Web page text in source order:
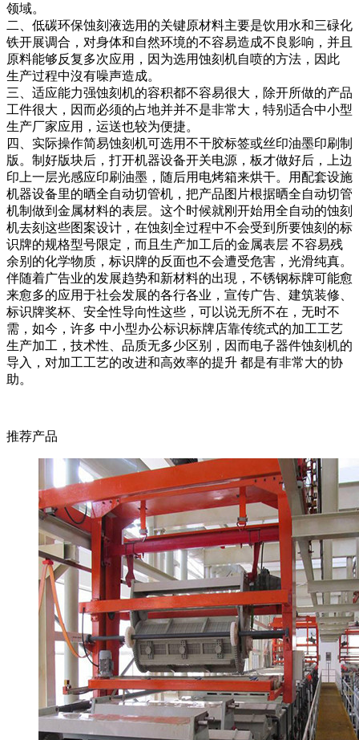
领域。
二、低碳环保蚀刻液选用的关键原材料主要是饮用水和三碌化
铁开展调合，对身体和自然环境的不容易造成不良影响，并且
原料能够反复多次应用，因为选用蚀刻机自喷的方法，因此
生产过程中沒有噪声造成。
三、适应能力强蚀刻机的容积都不容易很大，除开所做的产品
工件很大，因而必须的占地并并不是非常大，特别适合中小型
生产厂家应用，运送也较为便捷。
四、实际操作简易蚀刻机可选用不干胶标签或丝印油墨印刷制
版。制好版块后，打开机器设备开关电源，板才做好后，上边
印上一层光感应印刷油墨，随后用电烤箱来烘干。用配套设施
机器设备里的晒全自动切管机，把产品图片根据晒全自动切管
机制做到金属材料的表层。这个时候就刚开始用全自动的蚀刻
机去刻这些图案设计，在蚀刻全过程中不会受到所要蚀刻的标
识牌的规格型号限定，而且生产加工后的金属表层 不容易残
余别的化学物质，标识牌的反面也不会遭受危害，光滑纯真。
伴随着广告业的发展趋势和新材料的出現，不锈钢标牌可能愈
来愈多的应用于社会发展的各行各业，宣传广告、建筑装修、
标识牌奖杯、安全性导向性这些，可以说无所不在，无时不
需，如今，许多 中小型办公标识标牌店靠传统式的加工工艺
生产加工，技术性、品质无多少区别，因而电子器件蚀刻机的
导入，对加工工艺的改进和高效率的提升 都是有非常大的协
助。
推荐产品